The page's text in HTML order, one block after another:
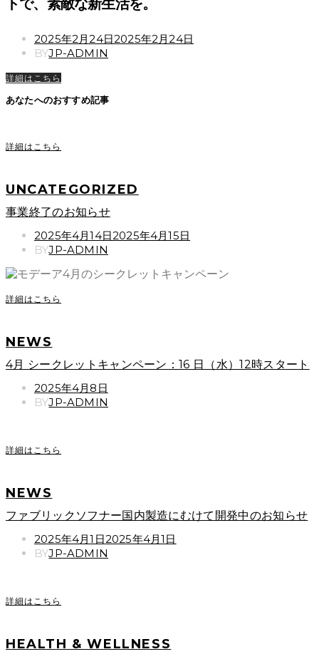
POSTED
ON
2025年2月24日2025年2月24日
BYJP-ADMIN
詳細はこちら
あなたへのおすすめ記事
詳細はこちら
UNCATEGORIZED
事業終了のお知らせ
POSTED
ON
2025年4月14日2025年4月15日
BYJP-ADMIN
詳細はこちら
NEWS
4月 シークレットキャンペーン：16 日（水）12時スタート
POSTED
ON
2025年4月8日
BYJP-ADMIN
詳細はこちら
NEWS
ファブリックソフナー国内製造にむけて開発中のお知らせ
POSTED
ON
2025年4月1日2025年4月1日
BYJP-ADMIN
詳細はこちら
HEALTH & WELLNESS